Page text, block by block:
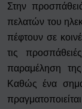
Στην
πελατών του
πέφτουν σε
τις
παραμέληση
Καθώς ένα